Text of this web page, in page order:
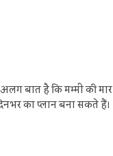
बात है कि मम्मी की
का प्‍लान बना सकते हैं।